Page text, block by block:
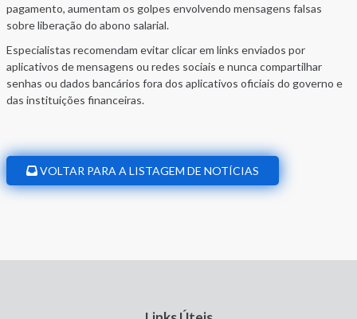
pagamento, aumentam os golpes envolvendo mensagens falsas
sobre liberação do abono salarial.
Especialistas recomendam evitar clicar em links enviados por
aplicativos de mensagens ou redes sociais e nunca compartilhar
senhas ou dados bancários fora dos aplicativos oficiais do governo e
das instituições financeiras.
VOLTAR PARA A LISTAGEM DE NOTÍCIAS